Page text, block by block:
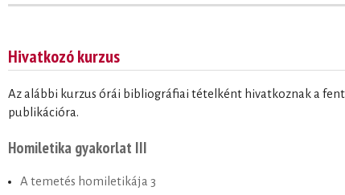
Hivatkozó kurzus
Az alábbi kurzus órái bibliográfiai tételként hivatkoznak a
publikációra.
Homiletika gyakorlat III
A temetés homiletikája 3